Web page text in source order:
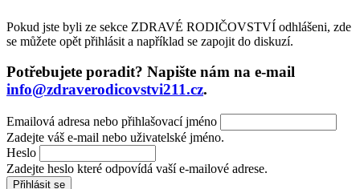
Pokud jste byli ze sekce ZDRAVÉ RODIČOVSTVÍ odhlášeni, zde
se můžete opět přihlásit a například se zapojit do diskuzí.
Potřebujete poradit? Napište nám na e-mail
info@zdraverodicovstvi211.cz.
Emailová adresa nebo přihlašovací jméno
Zadejte váš e-mail nebo uživatelské jméno.
Heslo
Zadejte heslo které odpovídá vaší e-mailové adrese.